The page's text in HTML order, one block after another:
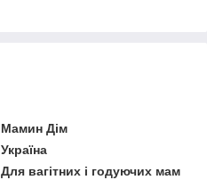
Мамин Дім
Україна
Для вагітних і годуючих мам